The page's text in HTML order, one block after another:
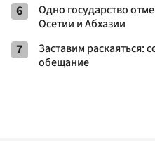
6
Одно государство
Осетии и Абхазии
7
Заставим раскаяться:
обещание